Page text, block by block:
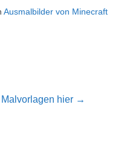
Ausmalbilder von Minecraft
hier →